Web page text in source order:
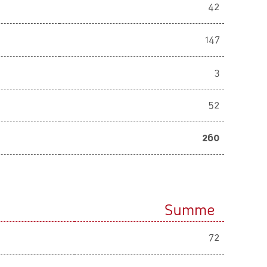
42
147
3
52
260
Summe
72